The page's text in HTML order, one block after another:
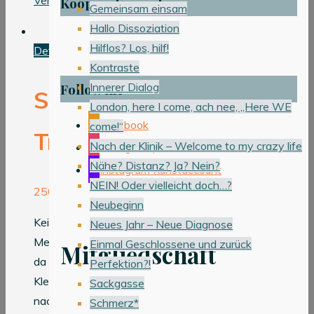
Gemeinsam einsam
Hallo Dissoziation
Hilflos? Los, hilf!
Kontraste
Innerer Dialog
London, here I come, ach nee, „Here WE
come!“
Nach der Klinik – Welcome to my crazy life
Nähe? Distanz? Ja? Nein?
NEIN! Oder vielleicht doch…?
Neubeginn
Neues Jahr – Neue Diagnose
Einmal Geschlossene und zurück
Perfektion?!
Sackgasse
Schmerz*
Details
Silent
Tree
250,00 €
Kein
Mehrwertsteuerausweis,
da
Kleinunternehmer
nach
Follow me
Facebook
Instagram persönlicher Account
Instagram Kunstaccount
Mitgliedschaft